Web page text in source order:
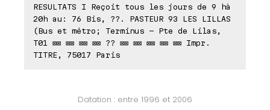
RESULTATS I Reçoit tous les jours de 9 hà
20h au: 76 Bis, ??. PASTEUR 93 LES LILLAS
(Bus et métro; Terminus - Pte de Lilas,
T01 ⊠⊠ ⊠⊠ ⊠⊠ ⊠⊠ ?? ⊠⊠ ⊠⊠ ⊠⊠ ⊠⊠ ⊠⊠ Impr.
TITRE, 75017 Paris
Datation : entre 1996 et 2006